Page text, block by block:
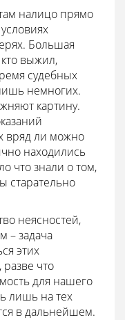
налицо прямо
Большая
кто выжил,
судебных
немногих.
картину.
вряд ли можно
находились
что знали о том,
старательно
неясностей,
– задача
этих
что
для нашего
лишь на тех
в дальнейшем.